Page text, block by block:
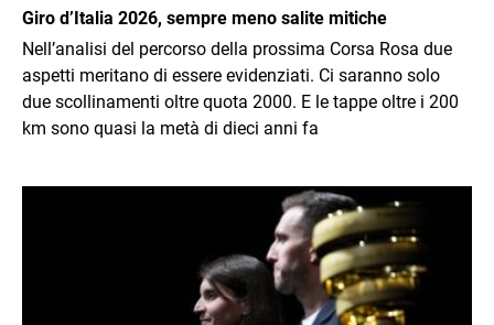
Giro d’Italia 2026, sempre meno salite mitiche
Nell’analisi del percorso della prossima Corsa Rosa due
aspetti meritano di essere evidenziati. Ci saranno solo
due scollinamenti oltre quota 2000. E le tappe oltre i 200
km sono quasi la metà di dieci anni fa